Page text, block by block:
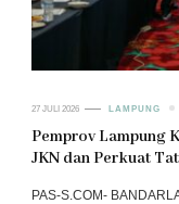
27 JULI 2026 LAMPUNG
Pemprov Lampung
JKN dan Perkuat
PAS-S.COM-